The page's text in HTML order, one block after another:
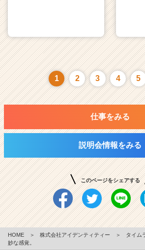
1 2 3 4 5
仕事をみる
説明会情報をみる
このページをシェアする
HOME ＞ 株式会社アイデンティティー ＞ タイム
妙な感覚。